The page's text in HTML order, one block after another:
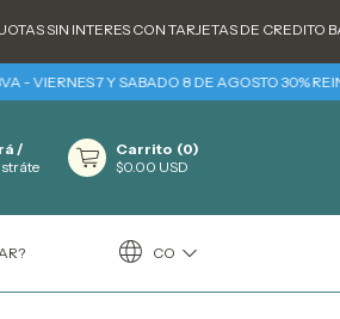
INTERES CON TARJETAS DE CREDITO
7 Y SABADO 8 DE AGOSTO 30%
/
Carrito (0)
$0.00 USD
CO